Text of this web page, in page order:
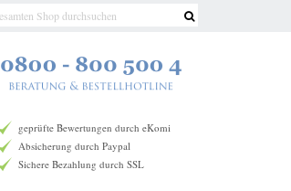
geprüfte Bewertungen durch eKomi
Absicherung durch Paypal
Sichere Bezahlung durch SSL